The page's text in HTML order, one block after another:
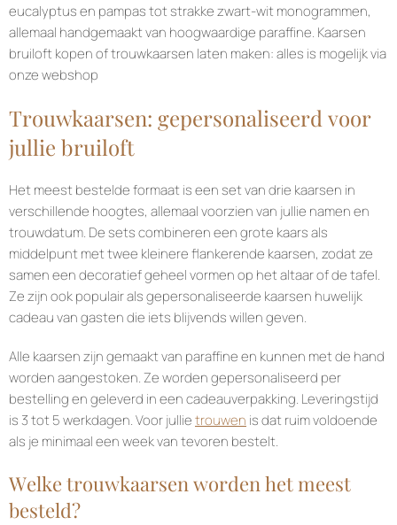
eucalyptus en pampas tot strakke zwart-wit monogrammen,
allemaal handgemaakt van hoogwaardige paraffine. Kaarsen
bruiloft kopen of trouwkaarsen laten maken: alles is mogelijk via
onze webshop
Trouwkaarsen: gepersonaliseerd voor
jullie bruiloft
Het meest bestelde formaat is een set van drie kaarsen in
verschillende hoogtes, allemaal voorzien van jullie namen en
trouwdatum. De sets combineren een grote kaars als
middelpunt met twee kleinere flankerende kaarsen, zodat ze
samen een decoratief geheel vormen op het altaar of de tafel.
Ze zijn ook populair als gepersonaliseerde kaarsen huwelijk
cadeau van gasten die iets blijvends willen geven.
Alle kaarsen zijn gemaakt van paraffine en kunnen met de hand
worden aangestoken. Ze worden gepersonaliseerd per
bestelling en geleverd in een cadeauverpakking. Leveringstijd
is 3 tot 5 werkdagen. Voor jullietrouwen is dat ruim voldoende
als je minimaal een week van tevoren bestelt.
Welke trouwkaarsen worden het meest
besteld?